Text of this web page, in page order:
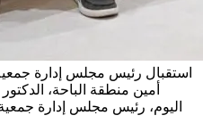
استقبال رئيس مجلس إدارة جمعية
أمين منطقة الباحة،
اليوم، رئيس مجلس إدارة جمعية